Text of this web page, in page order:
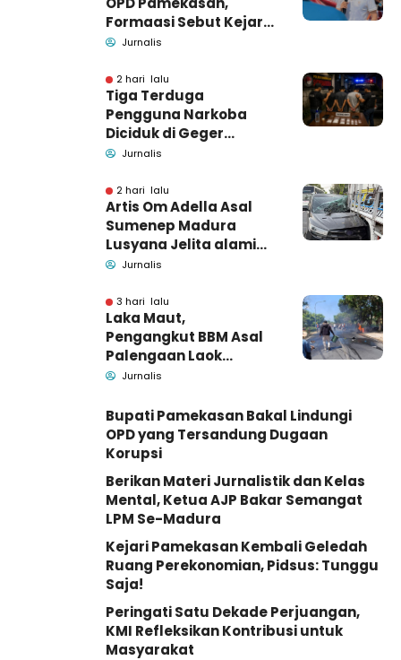
Formaasi Sebut Kejari
Pamekasan
Jurnalis
2 hari lalu
Tiga Terduga
Pengguna Narkoba
Diciduk di Geger
Bangkalan, Polisi Masih
Barang Bukti
Jurnalis
2 hari lalu
Artis Om Adella Asal
Sumenep Madura
Lusyana Jelita alami
kecelakaan di Wonogiri
Jurnalis
3 hari lalu
Laka Maut,
Pengangkut BBM Asal
Palengaan Laok
Pamekasan Meninggal
Jurnalis
Bupati Pamekasan Bakal Lindungi
OPD yang Tersandung Dugaan
Korupsi
Berikan Materi Jurnalistik dan Kelas
Mental, Ketua AJP Bakar Semangat
LPM Se-Madura
Kejari Pamekasan Kembali Geledah
Ruang Perekonomian, Pidsus: Tunggu
Saja!
Peringati Satu Dekade Perjuangan,
KMI Refleksikan Kontribusi untuk
Masyarakat